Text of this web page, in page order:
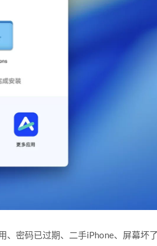
、密码已过期、二手iPhone、屏幕坏了